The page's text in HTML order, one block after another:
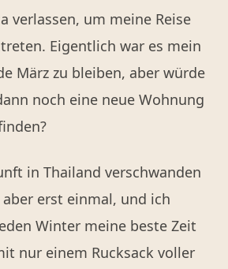
verlassen, um meine Reise
Eigentlich war es mein
März zu bleiben, aber würde
noch eine neue Wohnung
in Thailand verschwanden
erst einmal, und ich
Winter meine beste Zeit
nur einem Rucksack voller